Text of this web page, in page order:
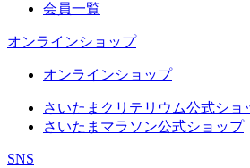
会員一覧
オンラインショップ
オンラインショップ
さいたまクリテリウム公式シ
さいたまマラソン公式ショップ
SNS